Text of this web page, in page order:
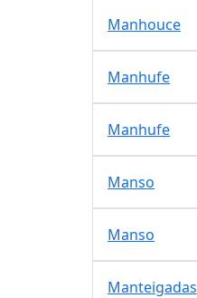
Manhouce
Manhufe
Manhufe
Manso
Manso
Manteigadas